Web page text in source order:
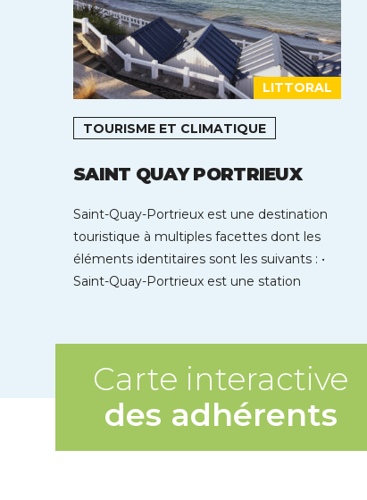
LITTORAL
TOURISME ET CLIMATIQUE
SAINT QUAY PORTRIEUX
Saint-Quay-Portrieux est une destination
touristique à multiples facettes dont les
éléments identitaires sont les suivants : •
Saint-Quay-Portrieux est une station
Carte interactive
des adhérents